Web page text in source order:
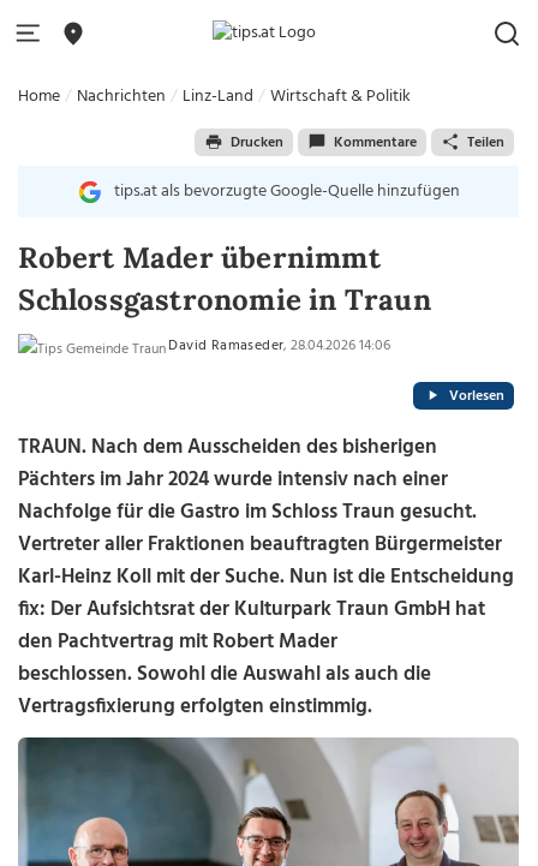
Home Nachrichten Linz-Land Wirtschaft & Politik
Drucken Kommentare Teilen
tips.at als bevorzugte Google-Quelle hinzufügen
Robert Mader übernimmt
Schlossgastronomie in Traun
David Ramaseder, 28.04.2026 14:06
Vorlesen
TRAUN. Nach dem Ausscheiden des bisherigen
Pächters im Jahr 2024 wurde intensiv nach einer
Nachfolge für die Gastro im Schloss Traun gesucht.
Vertreter aller Fraktionen beauftragten Bürgermeister
Karl-Heinz Koll mit der Suche. Nun ist die Entscheidung
fix: Der Aufsichtsrat der Kulturpark Traun GmbH hat
den Pachtvertrag mit Robert Mader
beschlossen. Sowohl die Auswahl als auch die
Vertragsfixierung erfolgten einstimmig.